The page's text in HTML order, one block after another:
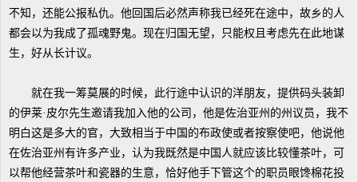
不知，还能公报私仇。他回国后必然声称我已经死在途中，故乡的人
都会以为我成了孤魂野鬼。现在归国无望，只能权且考虑先在此地谋
生，好从长计议。
就在我一筹莫展的时候，此行途中认识的洋朋友，提供码头装卸
的伊莱·皮尔先生邀请我加入他的公司，他是佐治亚州的州议员，我不
明白这是多大的官，大致相当于中国的布政使或者按察使吧，他说他
在佐治亚州有许多产业，认为我既然是中国人就应该比较懂茶叶，可
以帮他经营茶叶和瓷器的生意，恰好他手下管这个的职员眼馋棉花投